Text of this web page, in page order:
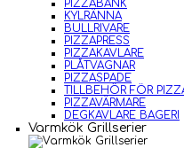
PIZZABÄNK
KYLRÄNNA
BULLRIVARE
PIZZAPRESS
PIZZAKAVLARE
PLÅTVAGNAR
PIZZASPADE
TILLBEHÖR FÖR
PIZZAVÄRMARE
DEGKAVLARE BAGERI
Varmkök Grillserier